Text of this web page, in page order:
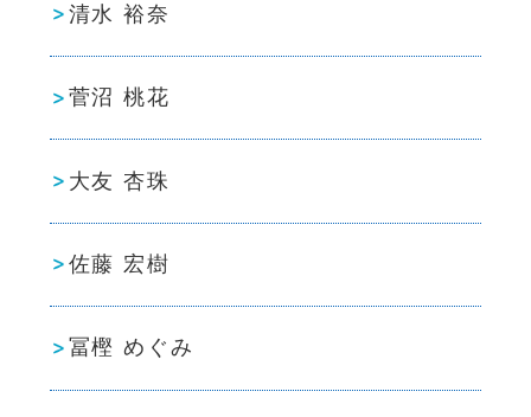
清水 裕奈
菅沼 桃花
大友 杏珠
佐藤 宏樹
冨樫 めぐみ